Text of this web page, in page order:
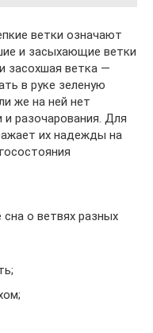
ветки означают
и засыхающие ветки
засохшая ветка —
в руке зеленую
же на ней нет
и разочарования. Для
их надежды на
о ветвях разных